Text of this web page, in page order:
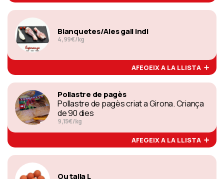
Blanquetes/Ales gall indi
4,99€/kg
AFEGEIX A LA LLISTA
Pollastre de pagès
Pollastre de pagès criat a Girona. Criança
de 90 dies
9,15€/kg
AFEGEIX A LA LLISTA
Ou talla L